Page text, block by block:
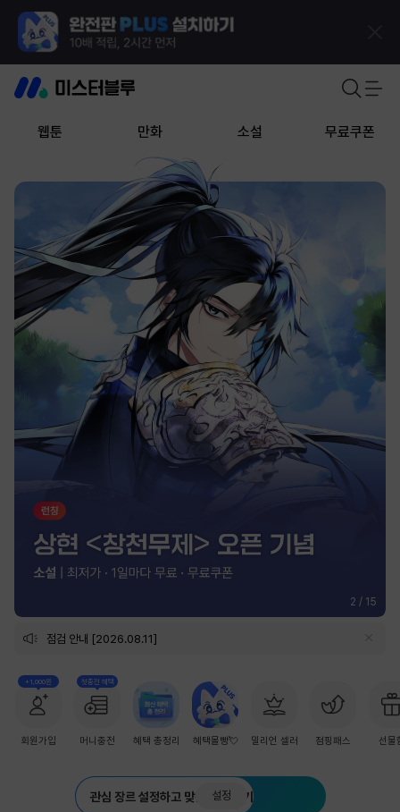
웹툰 만화 소설 무료쿠폰
2 / 15
점검 안내 [2026.08.11]
+1,000원
회원가입
첫충전 혜택
머니충전 혜택 총정리 혜택몰빵💘 밀리언 셀러 점핑패스 선물
관심 장르 설정하고 맞춤 추천 받기
설정